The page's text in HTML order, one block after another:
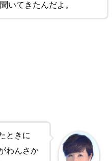
いてきたんだよ。
ときに
わんさか